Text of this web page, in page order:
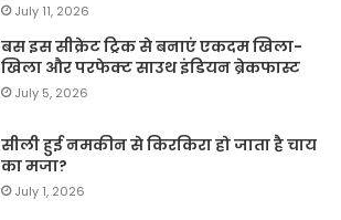
July 11, 2026
बस इस सीक्रेट ट्रिक से बनाएं एकदम खिला-
खिला और परफेक्ट साउथ इंडियन ब्रेकफास्ट
July 5, 2026
सीली हुई नमकीन से किरकिरा हो जाता है चाय
का मजा?
July 1, 2026